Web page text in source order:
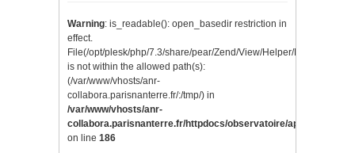
Warning: is_readable(): open_basedir restriction in
effect.
File(/opt/plesk/php/7.3/share/pear/Zend/View/Helper/Navigation/
is not within the allowed path(s):
(/var/www/vhosts/anr-
collabora.parisnanterre.fr/:/tmp/) in
/var/www/vhosts/anr-
collabora.parisnanterre.fr/httpdocs/observatoire/application/
on line 186